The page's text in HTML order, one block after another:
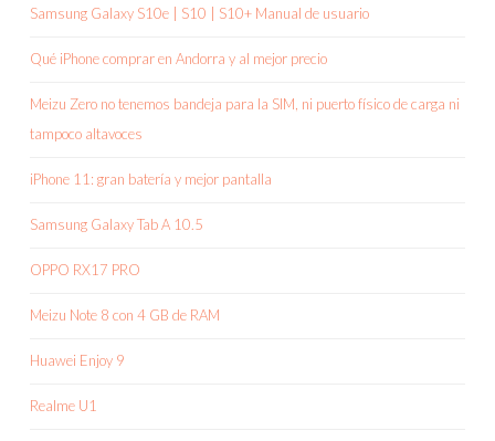
Samsung Galaxy S10e | S10 | S10+ Manual de usuario
Qué iPhone comprar en Andorra y al mejor precio
Meizu Zero no tenemos bandeja para la SIM, ni puerto físico de carga ni
tampoco altavoces
iPhone 11: gran batería y mejor pantalla
Samsung Galaxy Tab A 10.5
OPPO RX17 PRO
Meizu Note 8 con 4 GB de RAM
Huawei Enjoy 9
Realme U1